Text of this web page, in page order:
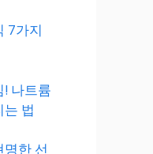
7가지
! 나트륨
법
한 선